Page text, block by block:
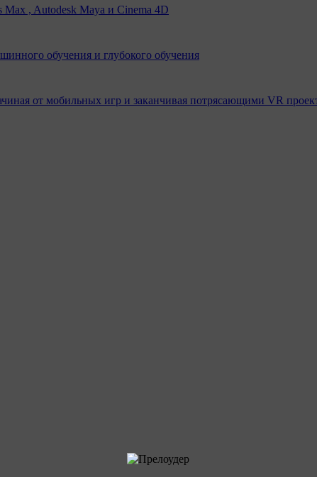
Max , Autodesk Maya и Cinema 4D
обучения и глубокого обучения
от мобильных игр и заканчивая потрясающими VR